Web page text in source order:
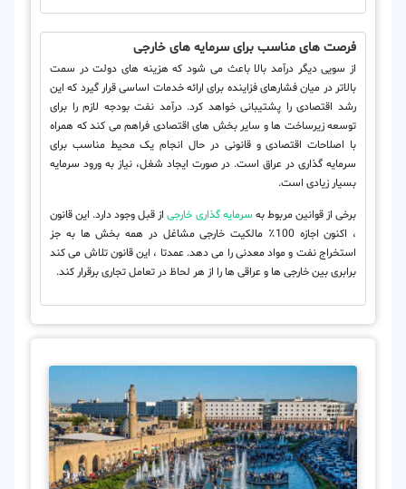
فرصت های مناسب برای سرمایه های خارجی
از سویی دیگر درآمد بالا باعث می شود که هزینه های دولت در سمت
بالاتر در میان فشارهای فزاینده برای ارائه خدمات اساسی قرار گیرد که این
رشد اقتصادی را پشتیبانی خواهد کرد. درآمد نفت بودجه لازم را برای
توسعه زیرساخت ها و سایر بخش های اقتصادی فراهم می کند که همراه
با اصلاحات اقتصادی و قانونی در حال انجام یک محیط مناسب برای
سرمایه گذاری در عراق است. در صورت ایجاد شغل، نیاز به ورود سرمایه
بسیار زیادی است.
برخی از قوانین مربوط به سرمایه گذاری خارجیاز قبل وجود دارد. این قانون
، اکنون اجازه 100٪ مالکیت خارجی مشاغل در همه بخش ها به جز
استخراج نفت و مواد معدنی را می دهد. عمدتا ، این قانون تلاش می کند
برابری بین خارجی ها و عراقی ها را از هر لحاظ در تعامل تجاری برقرار کند.